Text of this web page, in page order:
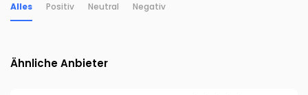
Alles Positiv Neutral Negativ
Ähnliche Anbieter